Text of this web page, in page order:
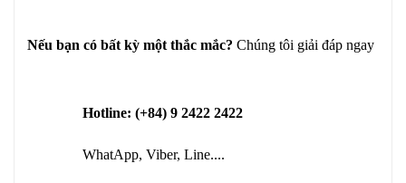
Nếu bạn có bất kỳ một thắc mắc? Chúng tôi giải đáp ngay
Hotline: (+84) 9 2422 2422
WhatApp, Viber, Line....